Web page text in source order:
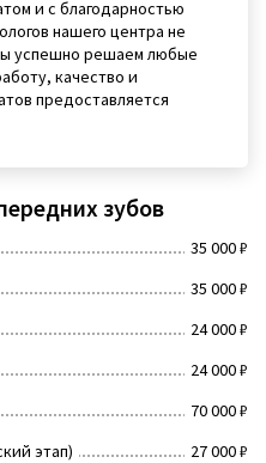
и с благодарностью
нашего центра не
успешно решаем любые
качество и
предоставляется
зубов
35 000 ₽
35 000 ₽
24 000 ₽
24 000 ₽
70 000 ₽
этап)
27 000 ₽